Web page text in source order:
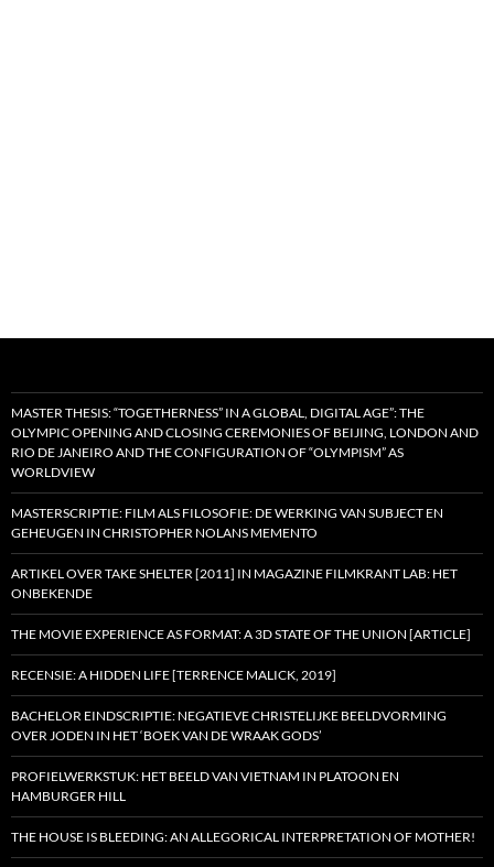
MASTER THESIS: “TOGETHERNESS” IN A GLOBAL, DIGITAL AGE”: THE
OLYMPIC OPENING AND CLOSING CEREMONIES OF BEIJING, LONDON AND
RIO DE JANEIRO AND THE CONFIGURATION OF “OLYMPISM” AS
WORLDVIEW
MASTERSCRIPTIE: FILM ALS FILOSOFIE: DE WERKING VAN SUBJECT EN
GEHEUGEN IN CHRISTOPHER NOLANS MEMENTO
ARTIKEL OVER TAKE SHELTER [2011] IN MAGAZINE FILMKRANT LAB: HET
ONBEKENDE
THE MOVIE EXPERIENCE AS FORMAT: A 3D STATE OF THE UNION [ARTICLE]
RECENSIE: A HIDDEN LIFE [TERRENCE MALICK, 2019]
BACHELOR EINDSCRIPTIE: NEGATIEVE CHRISTELIJKE BEELDVORMING
OVER JODEN IN HET ‘BOEK VAN DE WRAAK GODS’
PROFIELWERKSTUK: HET BEELD VAN VIETNAM IN PLATOON EN
HAMBURGER HILL
THE HOUSE IS BLEEDING: AN ALLEGORICAL INTERPRETATION OF MOTHER!